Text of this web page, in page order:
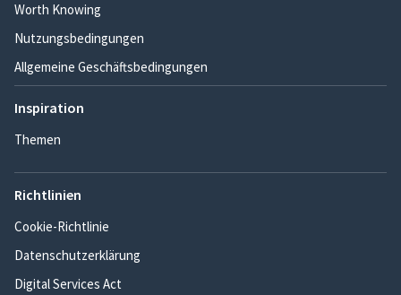
Worth Knowing
Nutzungsbedingungen
Allgemeine Geschäftsbedingungen
Inspiration
Themen
Richtlinien
Cookie-Richtlinie
Datenschutzerklärung
Digital Services Act